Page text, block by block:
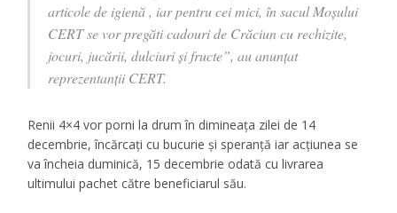
articole de igienă , iar pentru cei mici, în sacul Moșului
CERT se vor pregăti cadouri de Crăciun cu rechizite,
jocuri, jucării, dulciuri și fructe”, au anunțat
reprezentanții CERT.
Renii 4×4 vor porni la drum în dimineața zilei de 14
decembrie, încărcați cu bucurie și speranță iar acțiunea se
va încheia duminică, 15 decembrie odată cu livrarea
ultimului pachet către beneficiarul său.